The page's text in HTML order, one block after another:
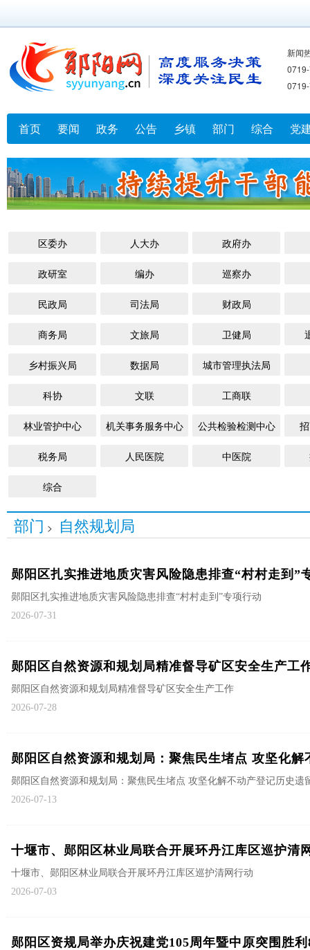
新闻
首页 要闻 政务 公告 乡镇 部门 综合 党
区委办 人大办 政府办
政研室 编办 巡察办
民政局 司法局 财政局
商务局 文旅局 卫健局
乡村振兴局 数据局 城市管理执法局
科协 文联 工商联
林业管护中心 机关事务服务中心 公共检验检测中心
税务局 人民医院 中医院
综合
部门 > 自然规划局
郧阳区扎实推进地质灾害风险隐患排查“村村走到”
郧阳区扎实推进地质灾害风险隐患排查“村村走到”专项行动
2026-07-31
郧阳区自然资源和规划局精准督导矿区安全生产工
郧阳区自然资源和规划局精准督导矿区安全生产工作
2026-07-28
郧阳区自然资源和规划局：聚焦民生堵点 攻坚化
郧阳区自然资源和规划局：聚焦民生堵点 攻坚化解不动产登记历史遗
2026-07-13
十堰市、郧阳区林业局联合开展环丹江库区巡护清
十堰市、郧阳区林业局联合开展环丹江库区巡护清网行动
2026-07-03
郧阳区资规局举办庆祝建党105周年暨中原突围胜